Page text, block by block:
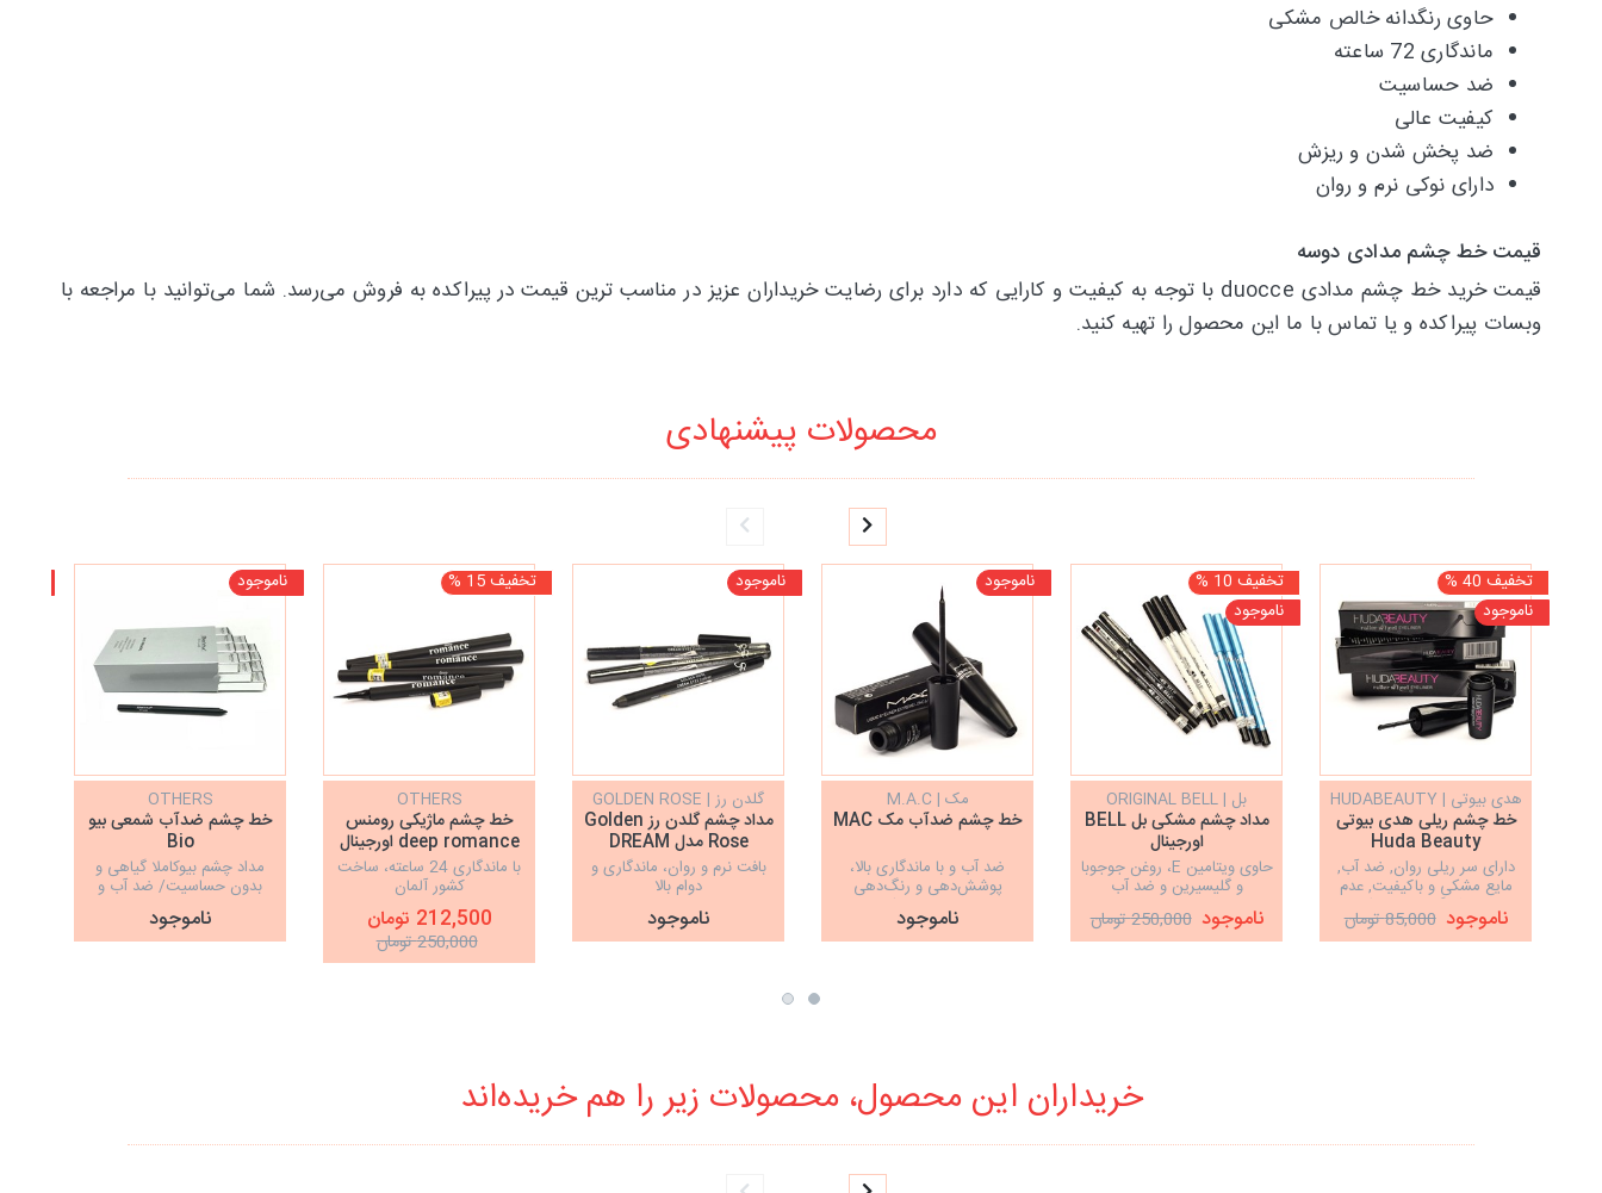
حاوی رنگدانه خالص مشکی
ماندگاری 72 ساعته
ضد حساسیت
کیفیت عالی
ضد پخش شدن و ریزش
دارای نوکی نرم و روان
قیمت خط چشم مدادی دوسه
قیمت خرید خط چشم مدادی duocce با توجه به کیفیت و کارایی که دارد برای رضایت خریداران عزیز در مناسب ترین قیمت در پیراکده به فروش می‌رسد. شما می‌توانید با مراجعه با
وبسات پیراکده و یا تماس با ما این محصول را تهیه کنید.
محصولات پیشنهادی
تخفیف 40 %
ناموجود
هدی بیوتی | HUDABEAUTY
خط چشم ریلی هدی بیوتی
Huda Beauty
دارای سر ریلی روان, ضد آب,
مایع مشکی و باکیفیت, عدم
پخش شدگی پشت پلک‌ها
ناموجود 85,000 تومان
تخفیف 10 %
ناموجود
بل | ORIGINAL BELL
مداد چشم مشکی بل BELL
اورجینال
حاوی ویتامین E، روغن جوجوبا
و گلیسیرین و ضد آب
ناموجود 250,000 تومان
ناموجود
مک | M.A.C
خط چشم ضدآب مک MAC
ضد آب و با ماندگاری بالا،
پوشش‌دهی و رنگ‌دهی
فوق‌العاده مشکی
ناموجود
ناموجود
گلدن رز | GOLDEN ROSE
مداد چشم گلدن رز Golden
Rose مدل DREAM
بافت نرم و روان، ماندگاری و
دوام بالا
ناموجود
تخفیف 15 %
OTHERS
خط چشم ماژیکی رومنس
deep romance اورجینال
با ماندگاری 24 ساعته، ساخت
کشور آلمان
212,500 تومان
250,000 تومان
ناموجود
OTHERS
خط چشم ضدآب شمعی بیو
Bio
مداد چشم بیوكاملا گياهی و
بدون حساسيت/ ضد آب و
روان و روغنی
ناموجود
خریداران این محصول، محصولات زیر را هم خریده‌اند